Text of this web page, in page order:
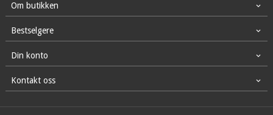
Om butikken
Bestselgere
Din konto
Kontakt oss